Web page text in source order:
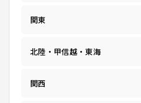
関東
北陸・甲信越・東海
関西